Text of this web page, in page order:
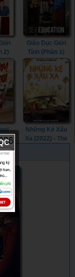
2)
Giáo Dục Giới
Tính (Phần 1)
(2019) - Sex
Education
(Season 1)
-
Những Kẻ Xấu
Xa (2022) - The